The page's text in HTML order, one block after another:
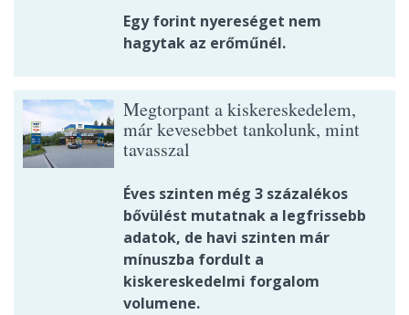
Egy forint nyereséget nem
hagytak az erőműnél.
Megtorpant a kiskereskedelem,
már kevesebbet tankolunk, mint
tavasszal
Éves szinten még 3 százalékos
bővülést mutatnak a legfrissebb
adatok, de havi szinten már
mínuszba fordult a
kiskereskedelmi forgalom
volumene.